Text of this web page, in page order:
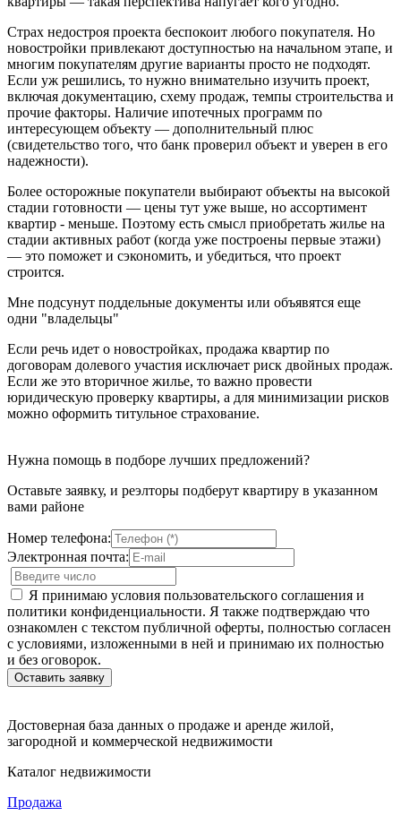
Страх недостроя проекта беспокоит любого покупателя. Но
новостройки привлекают доступностью на начальном этапе, и
многим покупателям другие варианты просто не подходят.
Если уж решились, то нужно внимательно изучить проект,
включая документацию, схему продаж, темпы строительства и
прочие факторы. Наличие ипотечных программ по
интересующем объекту — дополнительный плюс
(свидетельство того, что банк проверил объект и уверен в его
надежности).
Более осторожные покупатели выбирают объекты на высокой
стадии готовности — цены тут уже выше, но ассортимент
квартир - меньше. Поэтому есть смысл приобретать жилье на
стадии активных работ (когда уже построены первые этажи)
— это поможет и сэкономить, и убедиться, что проект
строится.
Мне подсунут поддельные документы или объявятся еще
одни "владельцы"
Если речь идет о новостройках, продажа квартир по
договорам долевого участия исключает риск двойных продаж.
Если же это вторичное жилье, то важно провести
юридическую проверку квартиры, а для минимизации рисков
можно оформить титульное страхование.
Нужна помощь в подборе лучших предложений?
Оставьте заявку, и реэлторы подберут квартиру в указанном
вами районе
Номер телефона:
Электронная почта:
Я принимаю условия пользовательского соглашения и
политики конфиденциальности. Я также подтверждаю что
ознакомлен с текстом публичной оферты, полностью согласен
с условиями, изложенными в ней и принимаю их полностью
и без оговорок.
Достоверная база данных о продаже и аренде жилой,
загородной и коммерческой недвижимости
Каталог недвижимости
Продажа